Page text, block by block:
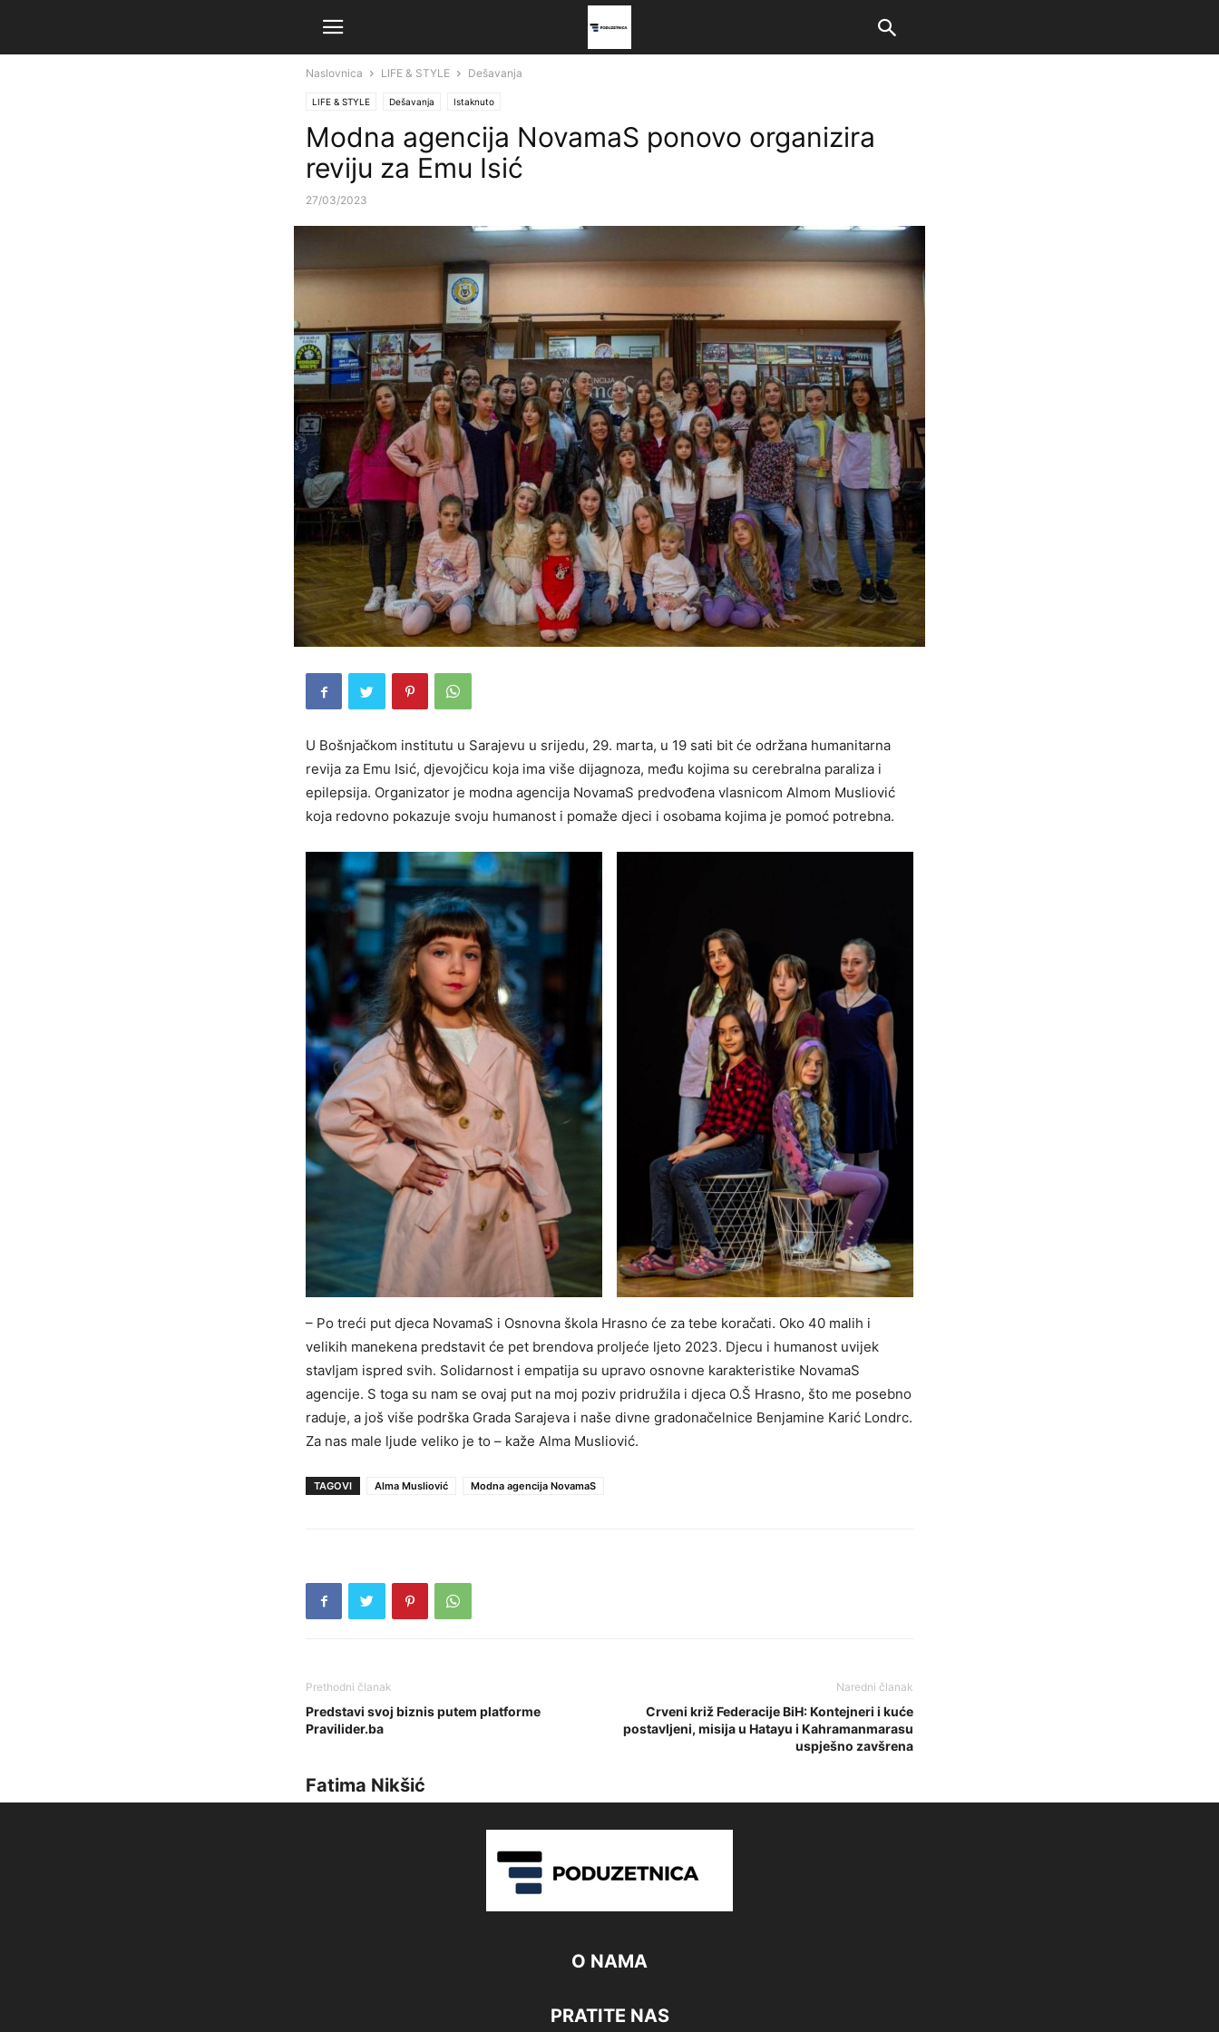
Naslovnica LIFE & STYLE Dešavanja
LIFE & STYLE Dešavanja Istaknuto
Modna agencija NovamaS ponovo organizira
reviju za Emu Isić
27/03/2023
U Bošnjačkom institutu u Sarajevu u srijedu, 29. marta, u 19 sati bit će održana humanitarna
revija za Emu Isić, djevojčicu koja ima više dijagnoza, među kojima su cerebralna paraliza i
epilepsija. Organizator je modna agencija NovamaS predvođena vlasnicom Almom Musliović
koja redovno pokazuje svoju humanost i pomaže djeci i osobama kojima je pomoć potrebna.
– Po treći put djeca NovamaS i Osnovna škola Hrasno će za tebe koračati. Oko 40 malih i
velikih manekena predstavit će pet brendova proljeće ljeto 2023. Djecu i humanost uvijek
stavljam ispred svih. Solidarnost i empatija su upravo osnovne karakteristike NovamaS
agencije. S toga su nam se ovaj put na moj poziv pridružila i djeca O.Š Hrasno, što me posebno
raduje, a još više podrška Grada Sarajeva i naše divne gradonačelnice Benjamine Karić Londrc.
Za nas male ljude veliko je to – kaže Alma Musliović.
TAGOVI Alma Musliović Modna agencija NovamaS
Prethodni članak
Predstavi svoj biznis putem platforme
Pravilider.ba
Naredni članak
Crveni križ Federacije BiH: Kontejneri i kuće
postavljeni, misija u Hatayu i Kahramanmarasu
uspješno zavšrena
Fatima Nikšić
O NAMA
PRATITE NAS